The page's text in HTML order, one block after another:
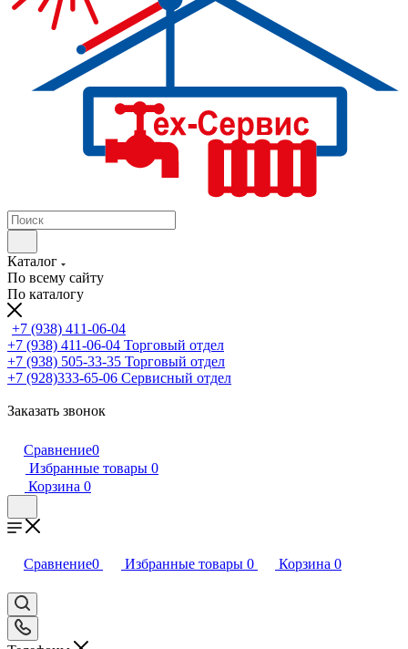
Каталог
По всему сайту
По каталогу
+7 (938) 411-06-04
+7 (938) 411-06-04 Торговый отдел
+7 (938) 505-33-35 Торговый отдел
+7 (928)333-65-06 Сервисный отдел
Заказать звонок
Сравнение0
Избранные товары 0
Корзина 0
Сравнение0 Избранные товары 0 Корзина 0